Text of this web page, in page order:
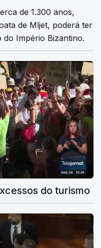
de 1.300 anos,
de Mljet, poderá ter
Império Bizantino.
do turismo